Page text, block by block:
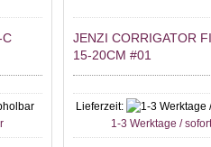
C
JENZI CORRIGATOR
15-20CM #01
Lieferzeit:
1-3 Werktage /